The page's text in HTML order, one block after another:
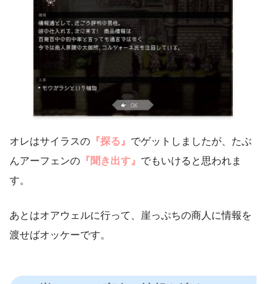
オレはサイラスの 『探る』 でゲットしましたが、たぶ
んアーフェンの 『聞き出す』 でもいけると思われま
す。
あとはオアウェルに行って、崖っぷちの商人に情報を
渡せばオッケーです。